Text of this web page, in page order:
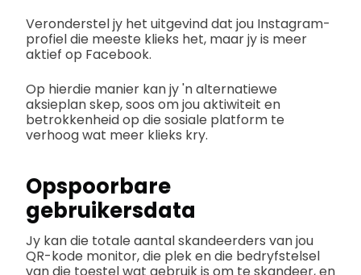
Veronderstel jy het uitgevind dat jou Instagram-
profiel die meeste klieks het, maar jy is meer
aktief op Facebook.
Op hierdie manier kan jy 'n alternatiewe
aksieplan skep, soos om jou aktiwiteit en
betrokkenheid op die sosiale platform te
verhoog wat meer klieks kry.
Opspoorbare
gebruikersdata
Jy kan die totale aantal skandeerders van jou
QR-kode monitor, die plek en die bedryfstelsel
van die toestel wat gebruik is om te skandeer, en